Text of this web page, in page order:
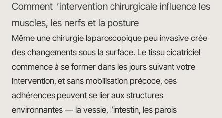
Comment l’intervention chirurgicale influence les
muscles, les nerfs et la posture
Même une chirurgie laparoscopique peu invasive crée
des changements sous la surface. Le tissu cicatriciel
commence à se former dans les jours suivant votre
intervention, et sans mobilisation précoce, ces
adhérences peuvent se lier aux structures
environnantes — la vessie, l’intestin, les parois